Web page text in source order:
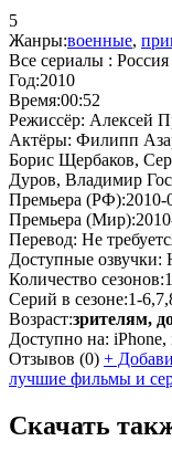
5
Жанры:военные,
Все сериалы : Россия
Год:2010
Время:00:52
Режиссёр: Алексей
Актёры: Филипп
Борис Щербаков,
Дуров, Владимир
Премьера (РФ):2010-
Премьера (Мир):
Перевод: Не
Доступные озвучки:
Количество сезонов:
Серий в сезоне:1-
Возраст:зрителям,
Доступно на:
Отзывов (0) +
лучшие фильмы и
Скачать